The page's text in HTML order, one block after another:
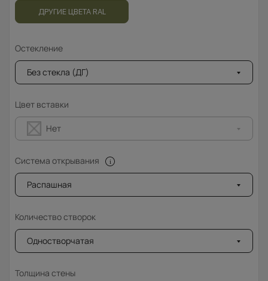
ДРУГИЕ ЦВЕТА RAL
Остекление
Без стекла (ДГ)
Цвет вставки
Нет
Система открывания
Распашная
Количество створок
Одностворчатая
Толщина стены